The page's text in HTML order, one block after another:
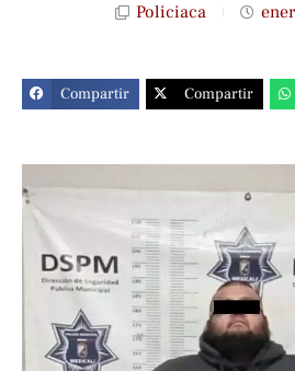
Policiaca
Compartir Compartir